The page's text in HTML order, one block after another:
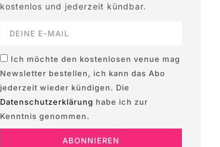
kostenlos und jederzeit kündbar.
Ich möchte den kostenlosen venue mag
Newsletter bestellen, ich kann das Abo
jederzeit wieder kündigen. Die
Datenschutzerklärung habe ich zur
Kenntnis genommen.
ABONNIEREN